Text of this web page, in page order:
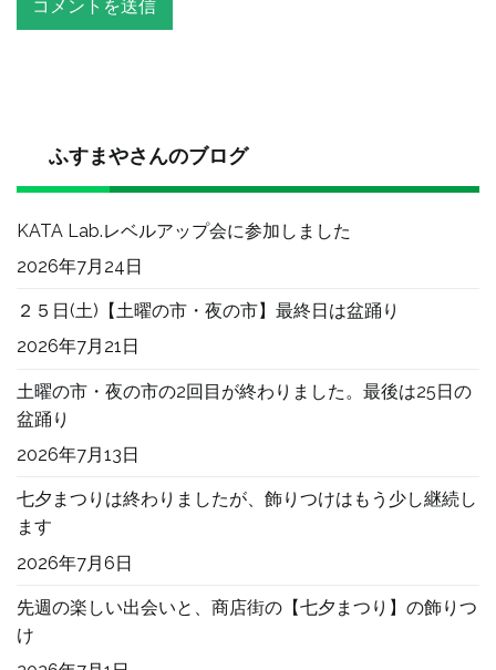
ふすまやさんのブログ
KATA Lab.レベルアップ会に参加しました
2026年7月24日
２５日(土)【土曜の市・夜の市】最終日は盆踊り
2026年7月21日
土曜の市・夜の市の2回目が終わりました。最後は25日の
盆踊り
2026年7月13日
七夕まつりは終わりましたが、飾りつけはもう少し継続し
ます
2026年7月6日
先週の楽しい出会いと、商店街の【七夕まつり】の飾りつ
け